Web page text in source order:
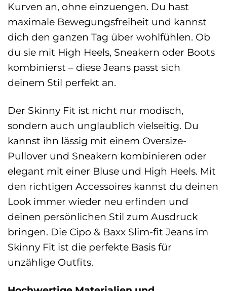
Kurven an, ohne einzuengen. Du hast
maximale Bewegungsfreiheit und kannst
dich den ganzen Tag über wohlfühlen. Ob
du sie mit High Heels, Sneakern oder Boots
kombinierst – diese Jeans passt sich
deinem Stil perfekt an.
Der Skinny Fit ist nicht nur modisch,
sondern auch unglaublich vielseitig. Du
kannst ihn lässig mit einem Oversize-
Pullover und Sneakern kombinieren oder
elegant mit einer Bluse und High Heels. Mit
den richtigen Accessoires kannst du deinen
Look immer wieder neu erfinden und
deinen persönlichen Stil zum Ausdruck
bringen. Die Cipo & Baxx Slim-fit Jeans im
Skinny Fit ist die perfekte Basis für
unzählige Outfits.